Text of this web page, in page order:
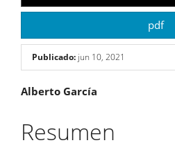
pdf
Publicado: jun 10, 2021
Contenido
principal
Alberto García
Resumen